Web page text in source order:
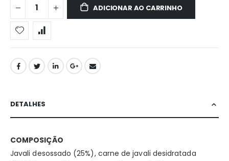
ADICIONAR AO CARRINHO
DETALHES
COMPOSIÇÃO
Javali desossado (25%), carne de javali desidratada